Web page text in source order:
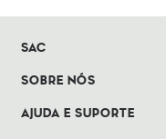
SAC
SOBRE NÓS
AJUDA E SUPORTE